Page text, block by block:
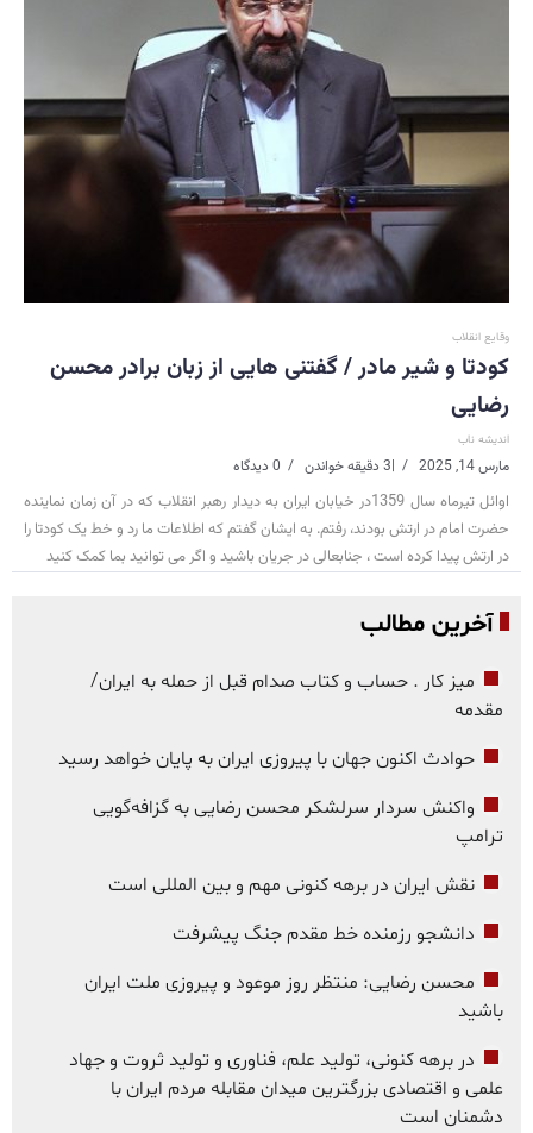
وقایع انقلاب
کودتا و شیر مادر / گفتنی هایی از زبان برادر محسن
رضایی
اندیشه ناب
مارس 14, 2025 |3 دقیقه خواندن 0 دیدگاه
اوائل تیرماه سال 1359در خیابان ایران به دیدار رهبر انقلاب که در آن زمان نماینده
حضرت امام در ارتش بودند، رفتم. به ایشان گفتم که اطلاعات ما رد و خط یک کودتا را
در ارتش پیدا کرده است ، جنابعالی در جریان باشید و اگر می توانید بما کمک کنید
آخرین مطالب
میز کار . حساب و کتاب صدام قبل از حمله به ایران/
مقدمه
حوادث اکنون جهان با پیروزی ایران به پایان خواهد رسید
واکنش سردار سرلشکر محسن رضایی به گزافه‌گویی
ترامپ
نقش ایران در برهه کنونی مهم و بین المللی است
دانشجو رزمنده خط مقدم جنگ پیشرفت
محسن رضایی: منتظر روز موعود و پیروزی ملت ایران
باشید
در برهه کنونی، تولید علم، فناوری و تولید ثروت و جهاد
علمی و اقتصادی بزرگترین میدان مقابله مردم ایران با
دشمنان است